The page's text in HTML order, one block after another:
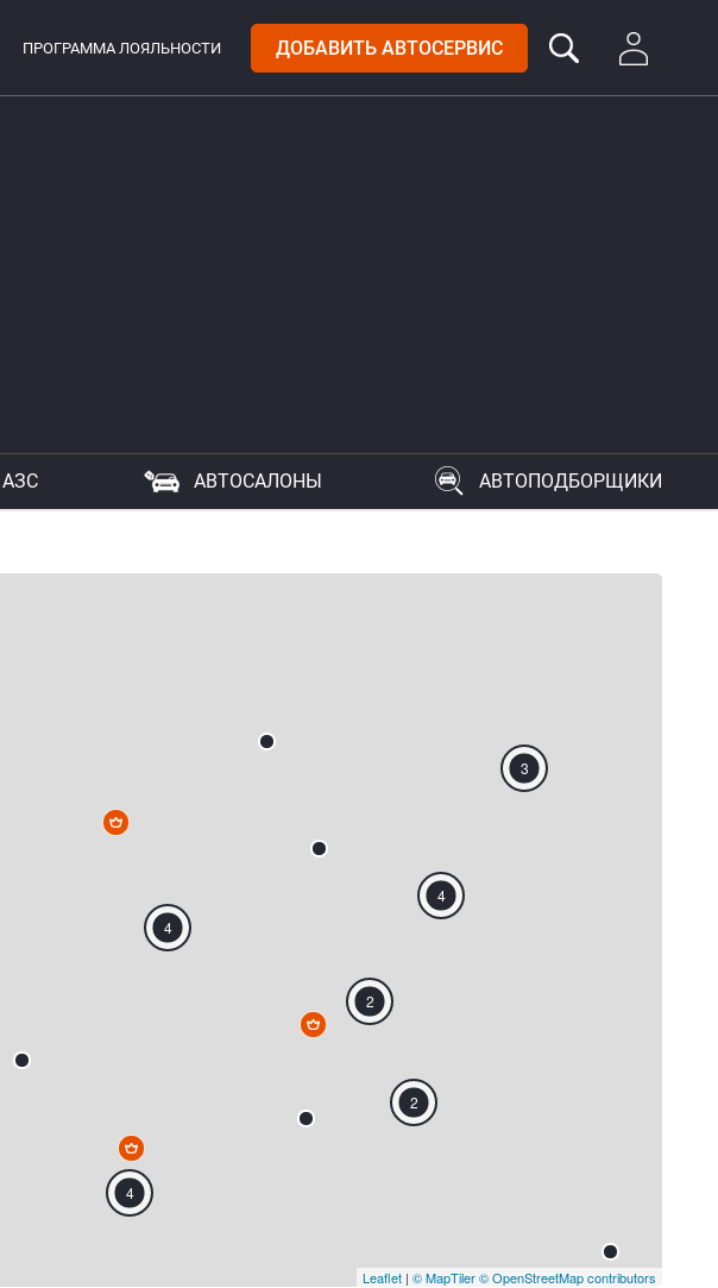
ПРОГРАММА ЛОЯЛЬНОСТИ ДОБАВИТЬ АВТОСЕРВИС
АЗС АВТОСАЛОНЫ АВТОПОДБОРЩИКИ
4
4
2
3
2
4
Leaflet | © MapTiler© OpenStreetMap contributors